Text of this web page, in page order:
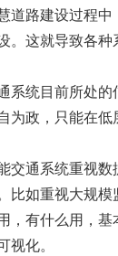
道路建设过程
。这就导致各
系统目前所处
为政，只能在低
交通系统重视
比如重视大规
，有什么用，
视化。